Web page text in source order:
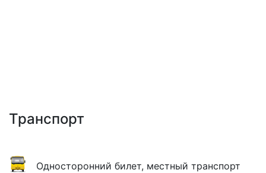
Транспорт
Односторонний билет, местный транспорт